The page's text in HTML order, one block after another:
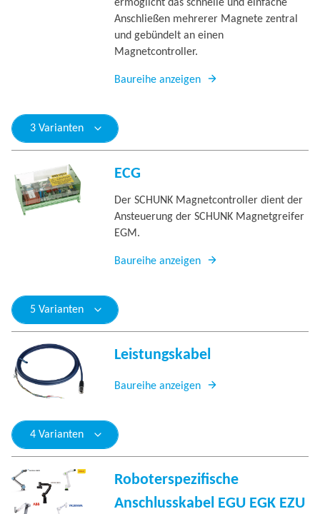
ermöglicht das schnelle und einfache
Anschließen mehrerer Magnete zentral
und gebündelt an einen
Magnetcontroller.
Baureihe anzeigen
3 Varianten
ECG
Der SCHUNK Magnetcontroller dient der
Ansteuerung der SCHUNK Magnetgreifer
EGM.
Baureihe anzeigen
5 Varianten
Leistungskabel
Baureihe anzeigen
4 Varianten
Roboterspezifische
Anschlusskabel EGU EGK EZU